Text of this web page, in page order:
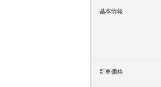
基本情報
新車価格